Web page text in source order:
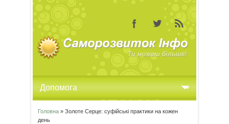
Ви є тут
Головна» Золоте Серце: суфійські практики на кожен
день